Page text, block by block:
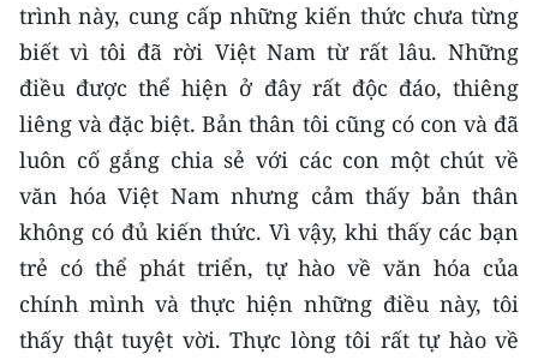
trình này, cung cấp những kiến thức chưa từng
biết vì tôi đã rời Việt Nam từ rất lâu. Những
điều được thể hiện ở đây rất độc đáo, thiêng
liêng và đặc biệt. Bản thân tôi cũng có con và đã
luôn cố gắng chia sẻ với các con một chút về
văn hóa Việt Nam nhưng cảm thấy bản thân
không có đủ kiến thức. Vì vậy, khi thấy các bạn
trẻ có thể phát triển, tự hào về văn hóa của
chính mình và thực hiện những điều này, tôi
thấy thật tuyệt vời. Thực lòng tôi rất tự hào về